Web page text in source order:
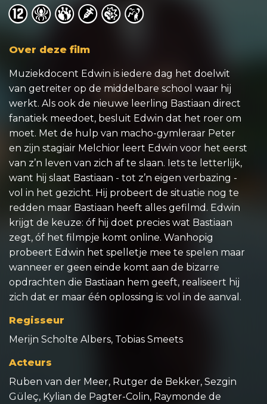
o o o o o o
Over deze film
Muziekdocent Edwin is iedere dag het doelwit
van getreiter op de middelbare school waar hij
werkt. Als ook de nieuwe leerling Bastiaan direct
fanatiek meedoet, besluit Edwin dat het roer om
moet. Met de hulp van macho-gymleraar Peter
en zijn stagiair Melchior leert Edwin voor het eerst
van z’n leven van zich af te slaan. Iets te letterlijk,
want hij slaat Bastiaan - tot z’n eigen verbazing -
vol in het gezicht. Hij probeert de situatie nog te
redden maar Bastiaan heeft alles gefilmd. Edwin
krijgt de keuze: óf hij doet precies wat Bastiaan
zegt, óf het filmpje komt online. Wanhopig
probeert Edwin het spelletje mee te spelen maar
wanneer er geen einde komt aan de bizarre
opdrachten die Bastiaan hem geeft, realiseert hij
zich dat er maar één oplossing is: vol in de aanval.
Regisseur
Merijn Scholte Albers, Tobias Smeets
Acteurs
Ruben van der Meer, Rutger de Bekker, Sezgin
Güleç, Kylian de Pagter-Colin, Raymonde de